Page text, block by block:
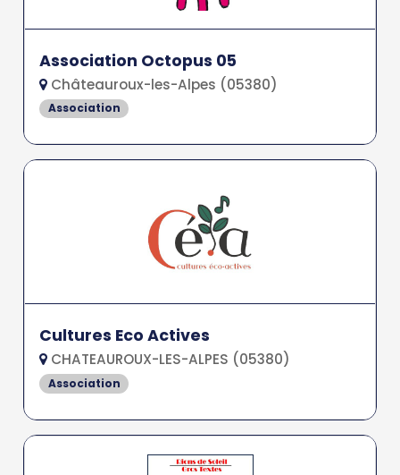
Association Octopus 05
Châteauroux-les-Alpes (05380)
Association
Cultures Eco Actives
CHATEAUROUX-LES-ALPES (05380)
Association